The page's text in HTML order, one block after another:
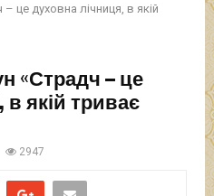
це духовна лічниця, в якій
«Страдч – це
якій триває
2947